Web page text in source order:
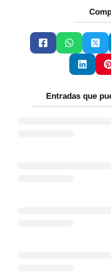
Entradas que